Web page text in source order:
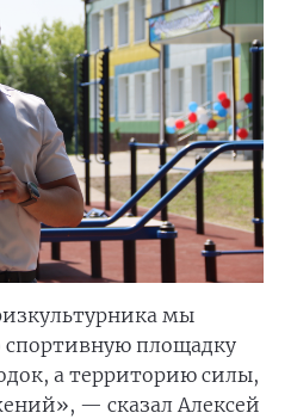
мы
спортивную площадку
а территорию силы,
— сказал Алексей